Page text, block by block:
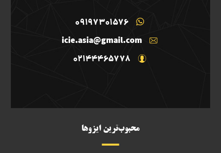
09197301576
icie.asia@gmail.com
02144465778
محبوب‌ترین ایزوها